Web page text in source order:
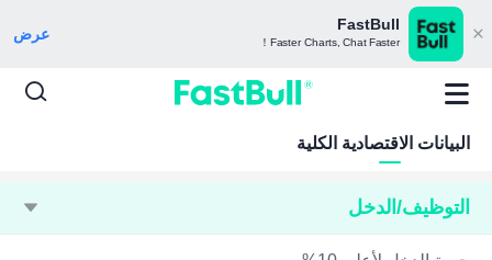
FastBull
Faster Charts, Chat Faster！ عرض
البيانات الاقتصادية الكلية
التوظيف/الدخل